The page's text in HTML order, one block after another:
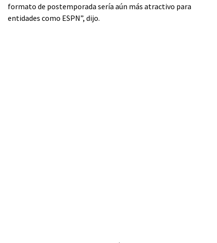
formato de postemporada sería aún más atractivo para
entidades como ESPN”, dijo.